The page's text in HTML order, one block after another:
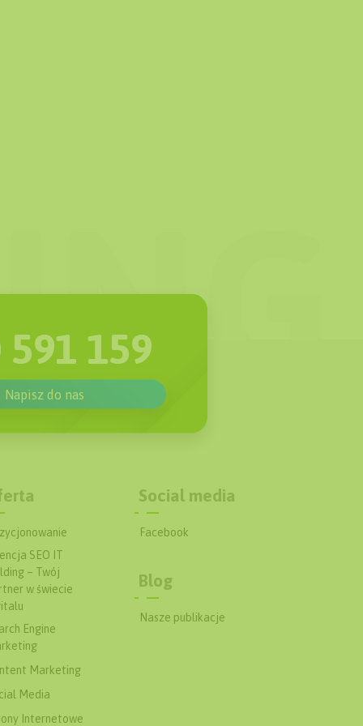
591 159
Napisz do nas
SEO IT
– Twój
w świecie
Engine
Marketing
Media
Internetowe
Social media
Facebook
Blog
Nasze publikacje